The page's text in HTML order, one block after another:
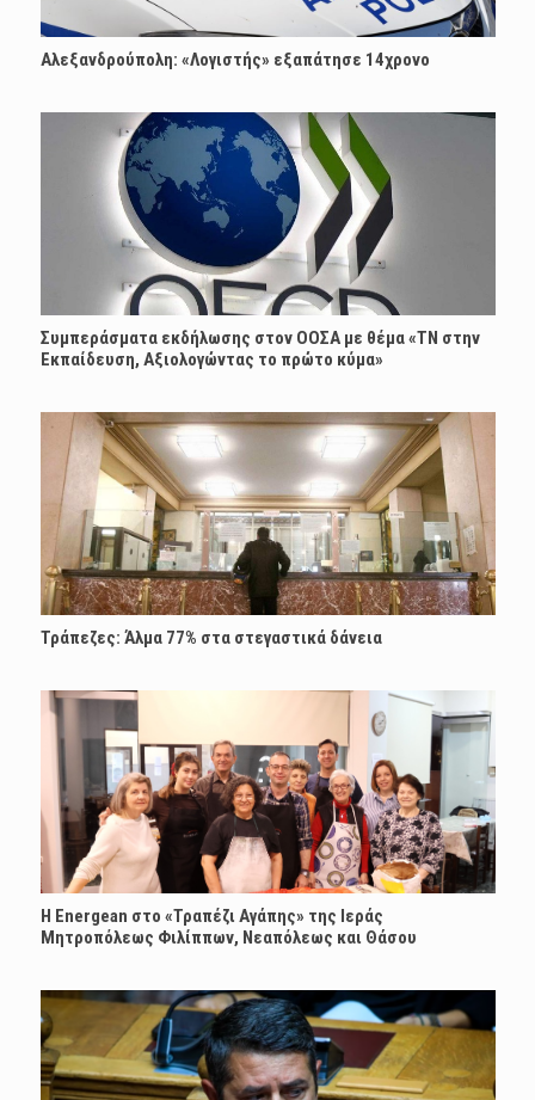
Αλεξανδρούπολη: «Λογιστής» εξαπάτησε 14χρονο
Συμπεράσματα εκδήλωσης στον ΟΟΣΑ με θέμα «ΤΝ στην
Εκπαίδευση, Αξιολογώντας το πρώτο κύμα»
Τράπεζες: Άλμα 77% στα στεγαστικά δάνεια
H Energean στο «Τραπέζι Αγάπης» της Ιεράς
Μητροπόλεως Φιλίππων, Νεαπόλεως και Θάσου